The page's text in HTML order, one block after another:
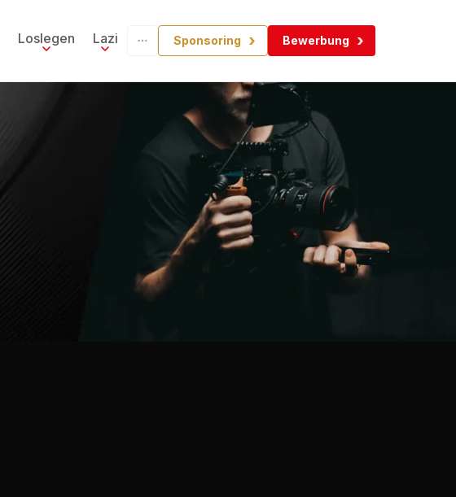
Loslegen Lazi Sponsoring Bewerbung